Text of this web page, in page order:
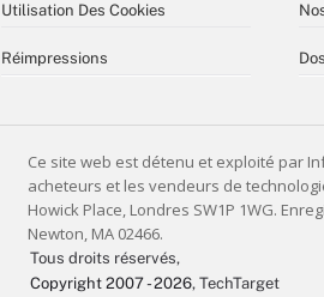
Utilisation Des Cookies
Réimpressions
Tous droits réservés,
Copyright 2007 - 2026, TechTarget